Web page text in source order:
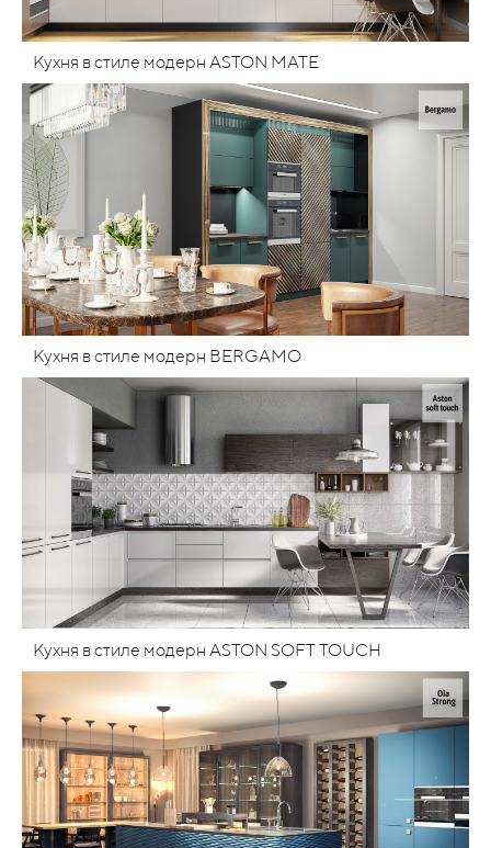
Кухня в стиле модерн ASTON MATE
Кухня в стиле модерн BERGAMO
Кухня в стиле модерн ASTON SOFT TOUCH